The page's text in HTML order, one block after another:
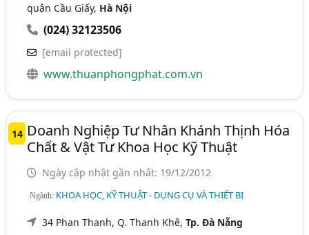
quận Cầu Giấy, Hà Nội
(024) 32123506
[email protected]
www.thuanphongphat.com.vn
14 Doanh Nghiệp Tư Nhân Khánh Thịnh Hóa
Chất & Vật Tư Khoa Học Kỹ Thuật
Ngày cập nhật gần nhất: 19/12/2012
Ngành: KHOA HỌC, KỸ THUẬT - DỤNG CỤ VÀ THIẾT BỊ
34 Phan Thanh, Q. Thanh Khê,Tp. Đà Nẵng